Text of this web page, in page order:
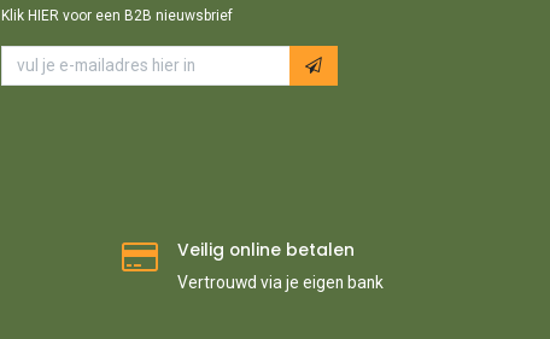
Klik HIER voor een B2B nieuwsbrief
Veilig online betalen
Vertrouwd via je eigen bank